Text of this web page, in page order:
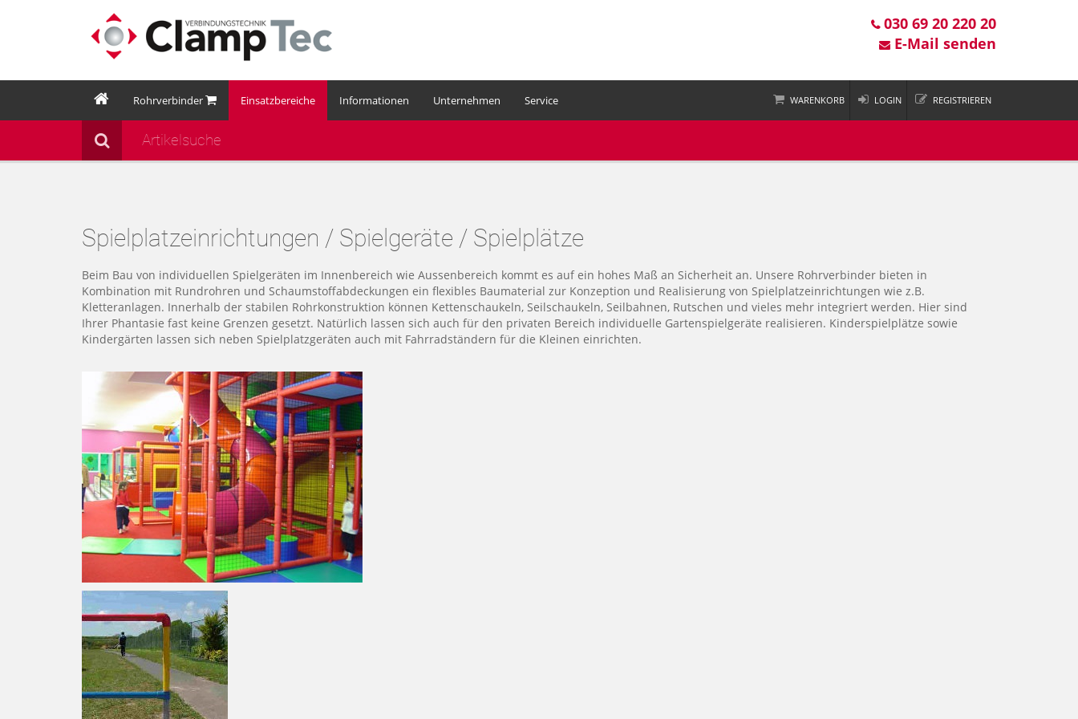
030 69 20 220 20
E-Mail senden
Rohrverbinder Einsatzbereiche Informationen Unternehmen Service WARENKORB LOGIN REGISTRIEREN
Spielplatzeinrichtungen / Spielgeräte / Spielplätze
Beim Bau von individuellen Spielgeräten im Innenbereich wie Aussenbereich kommt es auf ein hohes Maß an Sicherheit an. Unsere Rohrverbinder bieten in
Kombination mit Rundrohren und Schaumstoffabdeckungen ein flexibles Baumaterial zur Konzeption und Realisierung von Spielplatzeinrichtungen wie z.B.
Kletteranlagen. Innerhalb der stabilen Rohrkonstruktion können Kettenschaukeln, Seilschaukeln, Seilbahnen, Rutschen und vieles mehr integriert werden. Hier sind
Ihrer Phantasie fast keine Grenzen gesetzt. Natürlich lassen sich auch für den privaten Bereich individuelle Gartenspielgeräte realisieren. Kinderspielplätze sowie
Kindergärten lassen sich neben Spielplatzgeräten auch mit Fahrradständern für die Kleinen einrichten.